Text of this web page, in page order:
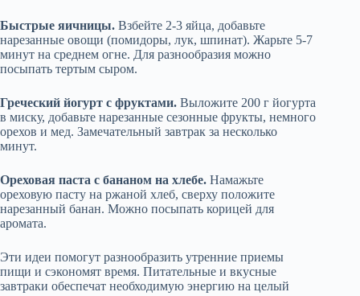
Быстрые яичницы. Взбейте 2-3 яйца, добавьте
нарезанные овощи (помидоры, лук, шпинат). Жарьте 5-7
минут на среднем огне. Для разнообразия можно
посыпать тертым сыром.
Греческий йогурт с фруктами. Выложите 200 г йогурта
в миску, добавьте нарезанные сезонные фрукты, немного
орехов и мед. Замечательный завтрак за несколько
минут.
Ореховая паста с бананом на хлебе. Намажьте
ореховую пасту на ржаной хлеб, сверху положите
нарезанный банан. Можно посыпать корицей для
аромата.
Эти идеи помогут разнообразить утренние приемы
пищи и сэкономят время. Питательные и вкусные
завтраки обеспечат необходимую энергию на целый